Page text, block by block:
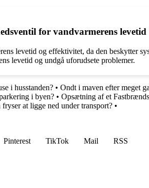
for vandvarmerens levetid
levetid og effektivitet, da den beskytter
levetid og undgå uforudsete problemer.
i husstanden? • Ondt i maven efter meget
i byen? • Opsætning af et
at ligge ned under transport? •
Pinterest TikTok Mail
RSS